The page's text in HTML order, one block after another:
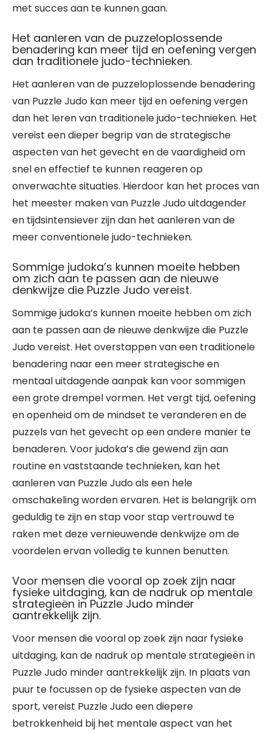
met succes aan te kunnen gaan.
Het aanleren van de puzzeloplossende
benadering kan meer tijd en oefening vergen
dan traditionele judo-technieken.
Het aanleren van de puzzeloplossende benadering
van Puzzle Judo kan meer tijd en oefening vergen
dan het leren van traditionele judo-technieken. Het
vereist een dieper begrip van de strategische
aspecten van het gevecht en de vaardigheid om
snel en effectief te kunnen reageren op
onverwachte situaties. Hierdoor kan het proces van
het meester maken van Puzzle Judo uitdagender
en tijdsintensiever zijn dan het aanleren van de
meer conventionele judo-technieken.
Sommige judoka’s kunnen moeite hebben
om zich aan te passen aan de nieuwe
denkwijze die Puzzle Judo vereist.
Sommige judoka’s kunnen moeite hebben om zich
aan te passen aan de nieuwe denkwijze die Puzzle
Judo vereist. Het overstappen van een traditionele
benadering naar een meer strategische en
mentaal uitdagende aanpak kan voor sommigen
een grote drempel vormen. Het vergt tijd, oefening
en openheid om de mindset te veranderen en de
puzzels van het gevecht op een andere manier te
benaderen. Voor judoka’s die gewend zijn aan
routine en vaststaande technieken, kan het
aanleren van Puzzle Judo als een hele
omschakeling worden ervaren. Het is belangrijk om
geduldig te zijn en stap voor stap vertrouwd te
raken met deze vernieuwende denkwijze om de
voordelen ervan volledig te kunnen benutten.
Voor mensen die vooral op zoek zijn naar
fysieke uitdaging, kan de nadruk op mentale
strategieën in Puzzle Judo minder
aantrekkelijk zijn.
Voor mensen die vooral op zoek zijn naar fysieke
uitdaging, kan de nadruk op mentale strategieën in
Puzzle Judo minder aantrekkelijk zijn. In plaats van
puur te focussen op de fysieke aspecten van de
sport, vereist Puzzle Judo een diepere
betrokkenheid bij het mentale aspect van het